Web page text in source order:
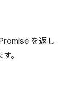
を返し
。